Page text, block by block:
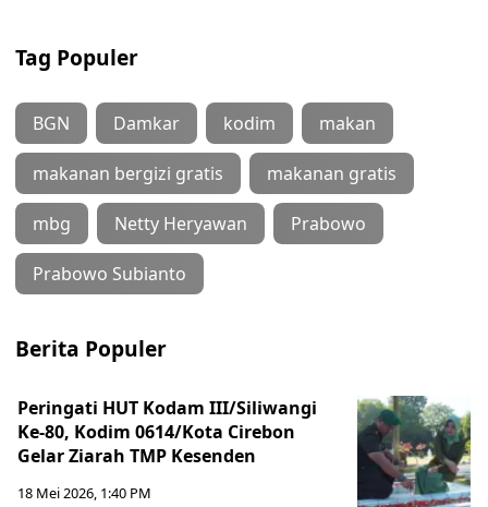
Tag Populer
BGN Damkar kodim makan
makanan bergizi gratis makanan gratis
mbg Netty Heryawan Prabowo
Prabowo Subianto
Berita Populer
Peringati HUT Kodam III/Siliwangi
Ke-80, Kodim 0614/Kota Cirebon
Gelar Ziarah TMP Kesenden
18 Mei 2026, 1:40 PM